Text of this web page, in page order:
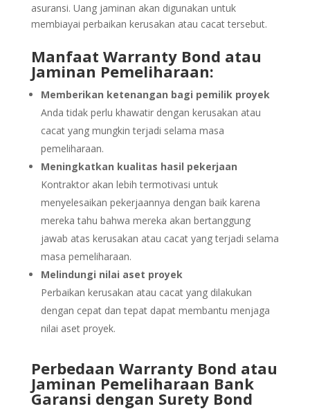
asuransi. Uang jaminan akan digunakan untuk
membiayai perbaikan kerusakan atau cacat tersebut.
Manfaat Warranty Bond atau
Jaminan Pemeliharaan:
Memberikan ketenangan bagi pemilik proyek
Anda tidak perlu khawatir dengan kerusakan atau
cacat yang mungkin terjadi selama masa
pemeliharaan.
Meningkatkan kualitas hasil pekerjaan
Kontraktor akan lebih termotivasi untuk
menyelesaikan pekerjaannya dengan baik karena
mereka tahu bahwa mereka akan bertanggung
jawab atas kerusakan atau cacat yang terjadi selama
masa pemeliharaan.
Melindungi nilai aset proyek
Perbaikan kerusakan atau cacat yang dilakukan
dengan cepat dan tepat dapat membantu menjaga
nilai aset proyek.
Perbedaan Warranty Bond atau
Jaminan Pemeliharaan Bank
Garansi dengan Surety Bond